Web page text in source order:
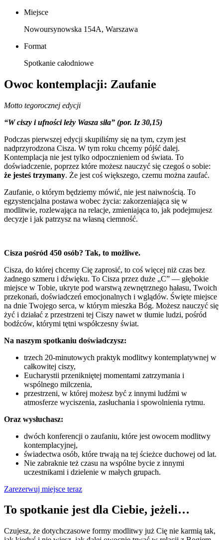
Miejsce
Nowoursynowska 154A, Warszawa
Format
Spotkanie całodniowe
Owoc kontemplacji: Zaufanie
Motto tegorocznej edycji
“W ciszy i ufności leży Wasza siła” (por. Iz 30,15)
Podczas pierwszej edycji skupiliśmy się na tym, czym jest
nadprzyrodzona Cisza. W tym roku chcemy pójść dalej.
Kontemplacja nie jest tylko odpocznieniem od świata. To
doświadczenie, poprzez które możesz nauczyć się czegoś o sobie:
że jesteś trzymany. Że jest coś większego, czemu można zaufać.
Zaufanie, o którym będziemy mówić, nie jest naiwnością. To
egzystencjalna postawa wobec życia: zakorzeniająca się w
modlitwie, rozlewająca na relacje, zmieniająca to, jak podejmujesz
decyzje i jak patrzysz na własną ciemność.
Cisza pośród 450 osób? Tak, to możliwe.
Cisza, do której chcemy Cię zaprosić, to coś więcej niż czas bez
żadnego szmeru i dźwięku. To Cisza przez duże „C” — głębokie
miejsce w Tobie, ukryte pod warstwą zewnętrznego hałasu, Twoich
przekonań, doświadczeń emocjonalnych i wglądów. Święte miejsce
na dnie Twojego serca, w którym mieszka Bóg. Możesz nauczyć się
żyć i działać z przestrzeni tej Ciszy nawet w tłumie ludzi, pośród
bodźców, którymi tętni współczesny świat.
Na naszym spotkaniu doświadczysz:
trzech 20-minutowych praktyk modlitwy kontemplatywnej w
całkowitej ciszy,
Eucharystii przenikniętej momentami zatrzymania i
wspólnego milczenia,
przestrzeni, w której możesz być z innymi ludźmi w
atmosferze wyciszenia, zasłuchania i spowolnienia rytmu.
Oraz wysłuchasz:
dwóch konferencji o zaufaniu, które jest owocem modlitwy
kontemplacyjnej,
świadectwa osób, które trwają na tej ścieżce duchowej od lat.
Nie zabraknie też czasu na wspólne bycie z innymi
uczestnikami i dzielenie w małych grupach.
Zarezerwuj miejsce teraz
To spotkanie jest dla Ciebie, jeżeli…
Czujesz, że dotychczasowe formy modlitwy już Cię nie karmią tak,